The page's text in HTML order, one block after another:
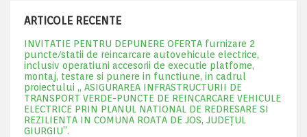
ARTICOLE RECENTE
INVITATIE PENTRU DEPUNERE OFERTA furnizare 2
puncte/statii de reincarcare autovehicule electrice,
inclusiv operatiuni accesorii de executie platfome,
montaj, testare si punere in functiune, in cadrul
proiectului „ ASIGURAREA INFRASTRUCTURII DE
TRANSPORT VERDE-PUNCTE DE REINCARCARE VEHICULE
ELECTRICE PRIN PLANUL NATIONAL DE REDRESARE SI
REZILIENTA IN COMUNA ROATA DE JOS, JUDEŢUL
GIURGIU”.